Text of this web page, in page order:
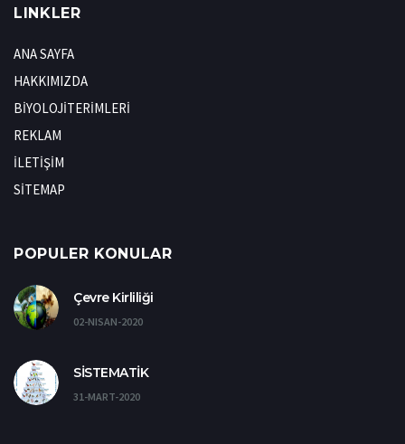
LINKLER
ANA SAYFA
HAKKIMIZDA
BİYOLOJİTERİMLERİ
REKLAM
İLETİŞİM
SİTEMAP
POPULER KONULAR
Çevre Kirliliği
02-NISAN-2020
SİSTEMATİK
31-MART-2020